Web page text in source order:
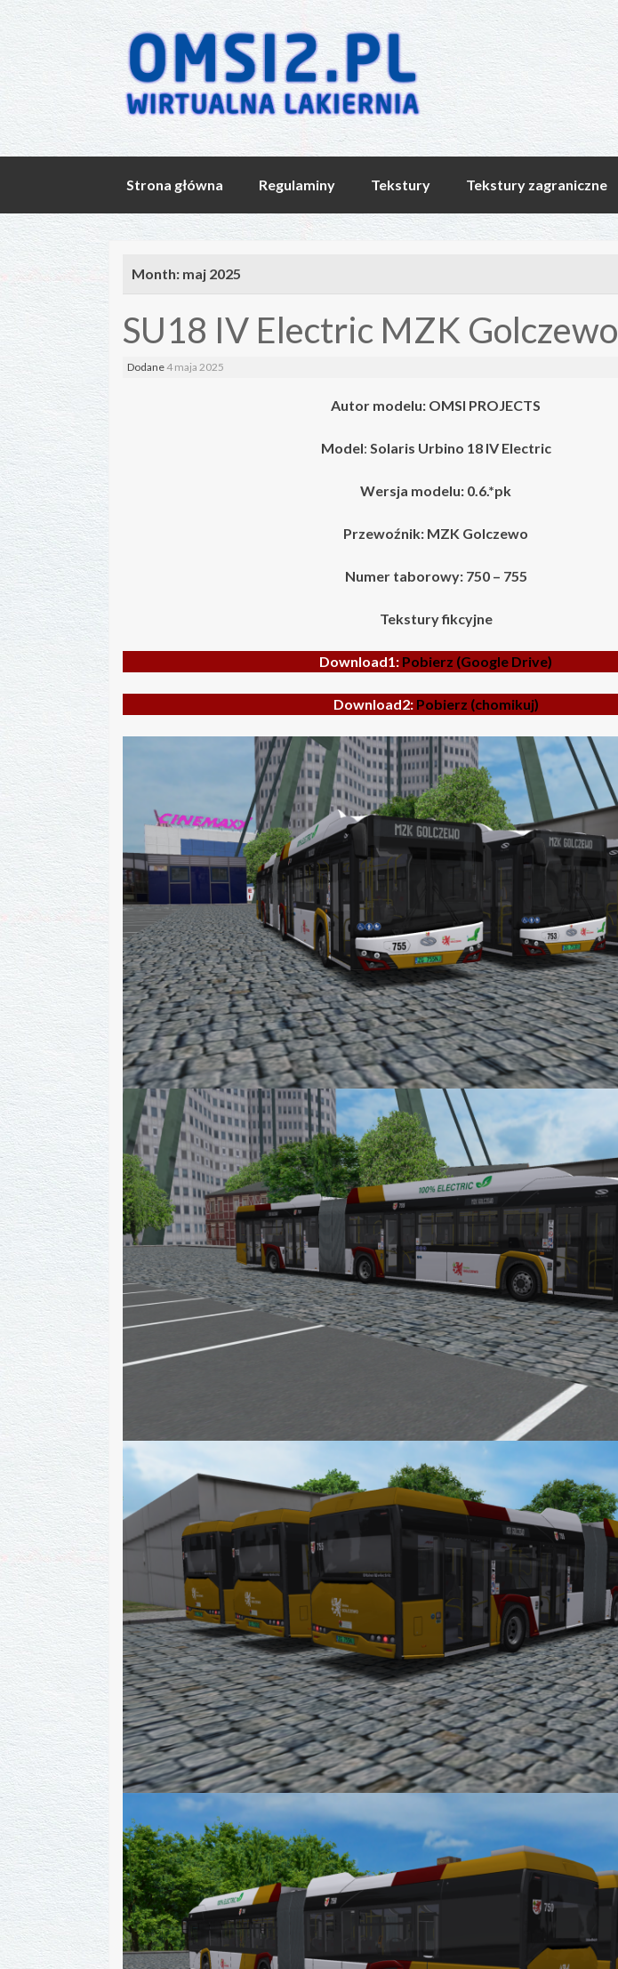
Skip
content
Strona główna Regulaminy Tekstury Tekstury zagraniczne
Month: maj 2025
SU18 IV Electric MZK Golczewo
Dodane 4 maja 2025
Autor modelu: OMSI PROJECTS
Model: Solaris Urbino 18 IV Electric
Wersja modelu: 0.6.*pk
Przewoźnik: MZK Golczewo
Numer taborowy: 750 – 755
Tekstury fikcyjne
Download1: Pobierz (Google Drive)
Download2: Pobierz (chomikuj)